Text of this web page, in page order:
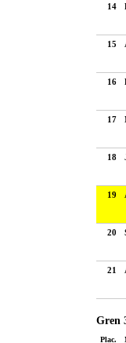
14
15
16
17
18
19
20
21
Gren
Plac.